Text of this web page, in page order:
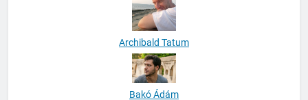
Archibald Tatum